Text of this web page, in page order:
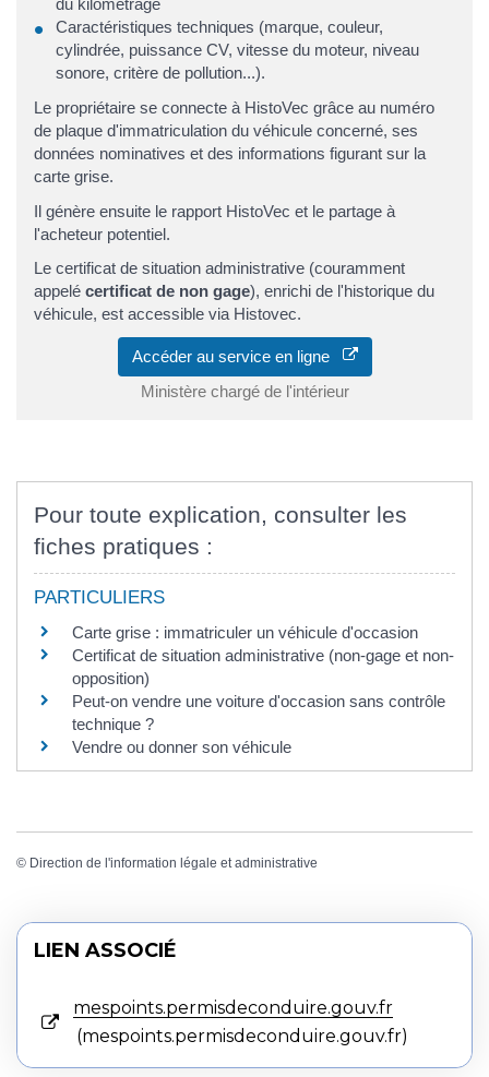
Caractéristiques techniques (marque, couleur,
cylindrée, puissance CV, vitesse du moteur, niveau
sonore, critère de pollution...).
Le propriétaire se connecte à HistoVec grâce au numéro
de plaque d'immatriculation du véhicule concerné, ses
données nominatives et des informations figurant sur la
carte grise.
Il génère ensuite le rapport HistoVec et le partage à
l'acheteur potentiel.
Le certificat de situation administrative (couramment
appelé certificat de non gage), enrichi de l'historique du
véhicule, est accessible via Histovec.
Accéder au service en ligne
Ministère chargé de l'intérieur
Pour toute explication, consulter les
fiches pratiques :
PARTICULIERS
Carte grise : immatriculer un véhicule d'occasion
Certificat de situation administrative (non-gage et non-
opposition)
Peut-on vendre une voiture d'occasion sans contrôle
technique ?
Vendre ou donner son véhicule
© Direction de l'information légale et administrative
LIEN ASSOCIÉ
mespoints.permisdeconduire.gouv.fr
mespoints.permisdeconduire.gouv.fr